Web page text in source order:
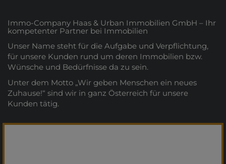
Immo-Company Haas & Urban Immobilien GmbH – Ihr
kompetenter Partner bei Immobilien
Unser Name steht für die Aufgabe und Verpflichtung,
für unsere Kunden rund um deren Immobilien bzw.
Wünsche und Bedürfnisse da zu sein.
Unter dem Motto „Wir geben Menschen ein neues
Zuhause!“ sind wir in ganz Österreich für unsere
Kunden tätig.